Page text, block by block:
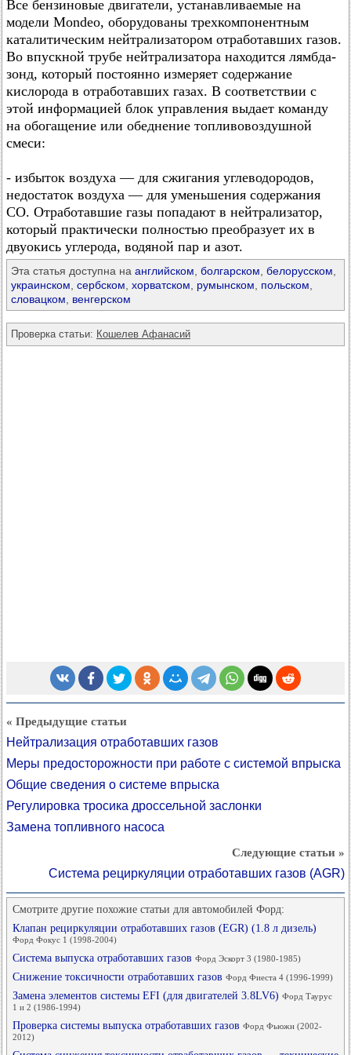
Все бензиновые двигатели, устанавливаемые на
модели Mondeo, оборудованы трехкомпонентным
каталитическим нейтрализатором отработавших газов.
Во впускной трубе нейтрализатора находится лямбда-
зонд, который постоянно измеряет содержание
кислорода в отработавших газах. В соответствии с
этой информацией блок управления выдает команду
на обогащение или обеднение топливовоздушной
смеси:
- избыток воздуха — для сжигания углеводородов,
недостаток воздуха — для уменьшения содержания
CO. Отработавшие газы попадают в нейтрализатор,
который практически полностью преобразует их в
двуокись углерода, водяной пар и азот.
Эта статья доступна на английском болгарском белорусском
украинском сербском хорватском румынском польском
словацком
венгерском
Проверка статьи: Кошелев Афанасий
« Предыдущие статьи
Нейтрализация отработавших газов
Меры предосторожности при работе с системой впрыска
Общие сведения о системе впрыска
Регулировка тросика дроссельной заслонки
Замена топливного насоса
Следующие статьи »
Система рециркуляции отработавших газов (AGR)
Смотрите другие похожие статьи для автомобилей Форд:
Клапан рециркуляции отработавших газов (EGR) (1.8 л дизель)
Форд Фокус 1 (1998-2004)
Система выпуска отработавших газов Форд Эскорт 3 (1980-1985)
Снижение токсичности отработавших газов Форд Фиеста 4 (1996-1999)
Замена элементов системы EFI (для двигателей 3.8LV6) Форд Таурус
1 и 2 (1986-1994)
Проверка системы выпуска отработавших газов Форд Фьюжн (2002-
2012)